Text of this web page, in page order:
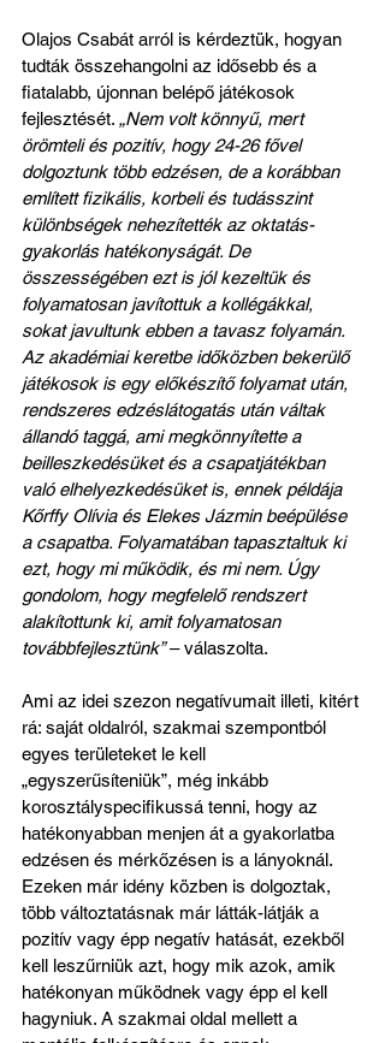
Olajos Csabát arról is kérdeztük, hogyan
tudták összehangolni az idősebb és a
fiatalabb, újonnan belépő játékosok
fejlesztését. „Nem volt könnyű, mert
örömteli és pozitív, hogy 24-26 fővel
dolgoztunk több edzésen, de a korábban
említett fizikális, korbeli és tudásszint
különbségek nehezítették az oktatás-
gyakorlás hatékonyságát. De
összességében ezt is jól kezeltük és
folyamatosan javítottuk a kollégákkal,
sokat javultunk ebben a tavasz folyamán.
Az akadémiai keretbe időközben bekerülő
játékosok is egy előkészítő folyamat után,
rendszeres edzéslátogatás után váltak
állandó taggá, ami megkönnyítette a
beilleszkedésüket és a csapatjátékban
való elhelyezkedésüket is, ennek példája
Kőrffy Olívia és Elekes Jázmin beépülése
a csapatba. Folyamatában tapasztaltuk ki
ezt, hogy mi működik, és mi nem. Úgy
gondolom, hogy megfelelő rendszert
alakítottunk ki, amit folyamatosan
továbbfejlesztünk” – válaszolta.
Ami az idei szezon negatívumait illeti, kitért
rá: saját oldalról, szakmai szempontból
egyes területeket le kell
„egyszerűsíteniük”, még inkább
korosztályspecifikussá tenni, hogy az
hatékonyabban menjen át a gyakorlatba
edzésen és mérkőzésen is a lányoknál.
Ezeken már idény közben is dolgoztak,
több változtatásnak már látták-látják a
pozitív vagy épp negatív hatását, ezekből
kell leszűrniük azt, hogy mik azok, amik
hatékonyan működnek vagy épp el kell
hagyniuk. A szakmai oldal mellett a